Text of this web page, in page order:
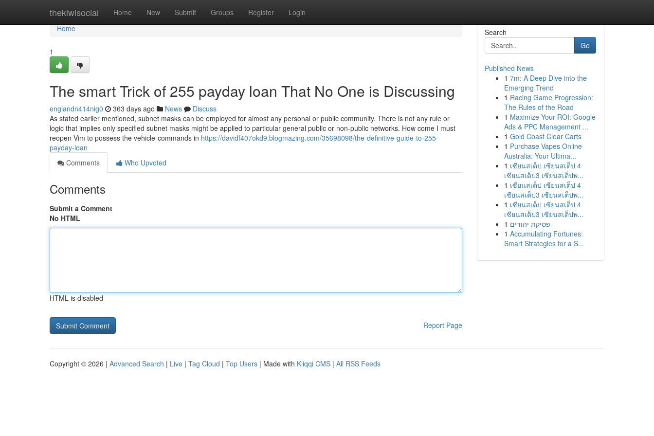
thekiwisocial Home New Submit Groups Register Login
Home
Home
1
The smart Trick of 255 payday loan That No One is Discussing
englandn414nig0 363 days ago News
Discuss
As stated earlier mentioned, subnet masks can be employed for almost any personal or public community. There is not any rule or
logic that implies only specified subnet masks might be applied to particular general public or non-public networks. How come I must
reopen Vim to possess the vehicle-commands in https://davidf407okd9.blogmazing.com/35698098/the-definitive-guide-to-255-
payday-loan
Comments
Who Upvoted
Comments
Submit a Comment
No HTML
HTML is disabled
Report Page
Search
Go
Published News
1 7m: A Deep Dive into the
Emerging Trend
1 Racing Game Progression:
The Rules of the Road
1 Maximize Your ROI: Google
Ads & PPC Management ...
1 Gold Coast Clear Carts
1 Purchase Vapes Online
Australia: Your Ultima...
1 เซียนสเต็ป เซียนสเต็ป 4
เซียนสเต็ป3 เซียนสเต็ปพ...
1 เซียนสเต็ป เซียนสเต็ป 4
เซียนสเต็ป3 เซียนสเต็ปพ...
1 เซียนสเต็ป เซียนสเต็ป 4
เซียนสเต็ป3 เซียนสเต็ปพ...
1 פסיקת יהודים
1 Accumulating Fortunes:
Smart Strategies for a S...
Copyright © 2026 | Advanced Search | Live | Tag Cloud | Top Users | Made with Kliqqi CMS | All RSS Feeds